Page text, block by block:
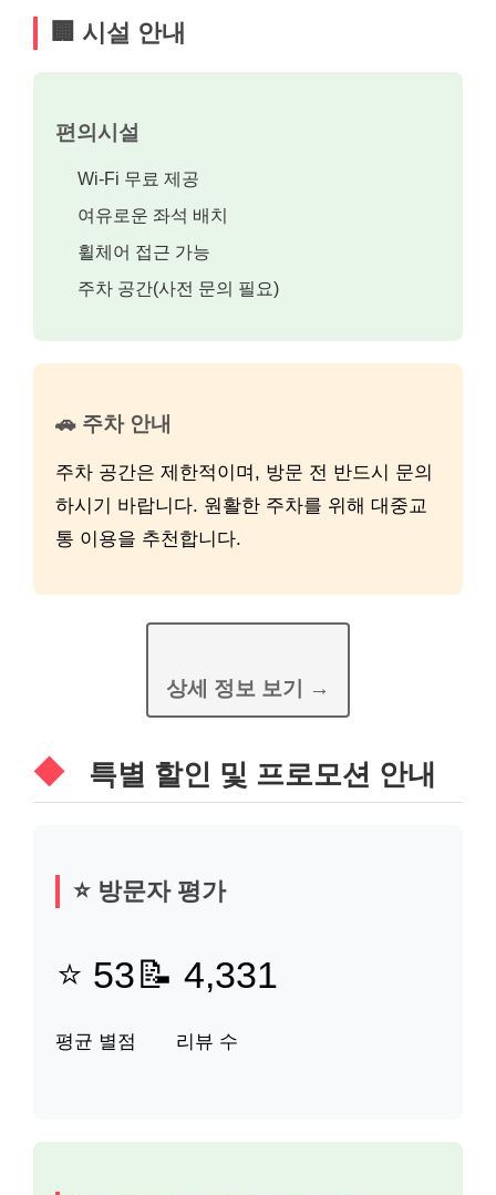
🏢 시설 안내
편의시설
Wi-Fi 무료 제공
여유로운 좌석 배치
휠체어 접근 가능
주차 공간(사전 문의 필요)
🚗 주차 안내
주차 공간은 제한적이며, 방문 전 반드시 문의
하시기 바랍니다. 원활한 주차를 위해 대중교
통 이용을 추천합니다.
상세 정보 보기 →
특별 할인 및 프로모션 안내
⭐ 방문자 평가
⭐ 53
평균 별점
📝 4,331
리뷰 수